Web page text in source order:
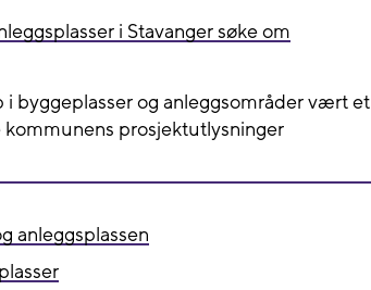
i Stavanger søke om
i byggeplasser og anleggsområder vært et
prosjektutlysninger
anleggsplassen